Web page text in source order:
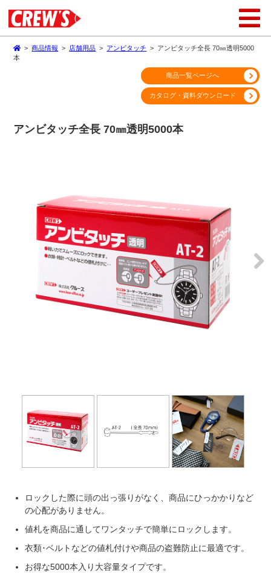
>商品情報 > 店舗用品 > アンビタッチ > アンビタッチ全長 70㎜透明5000
本
アンビタッチ全長 70㎜透明5000本
商品一覧ページへ
カタログ・資料ダウンロード
ロックした際に頭の出っ張りがなく、商品にひっかかりなど
の心配がありません。
値札を商品に通してワンタッチで簡単にロックします。
衣類･ベルトなどの値札付けや商品の盗難防止に最適です。
お得な5000本入り大容量タイプです。